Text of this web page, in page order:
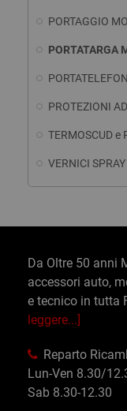
PORTAGGIO
PORTATARGA
PROTEZIONI
TERMOSCUD e
VERNICI SPRAY
Da Oltre 50 anni
accessori auto,
e tecnico in tutta
leggere...]
Reparto
Lun-Ven 8.30/
Sab 8.30-12.30